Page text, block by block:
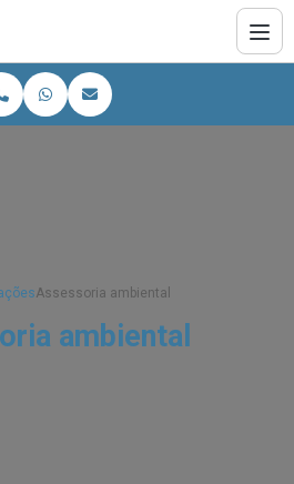
Assessoria ambiental
ambiental